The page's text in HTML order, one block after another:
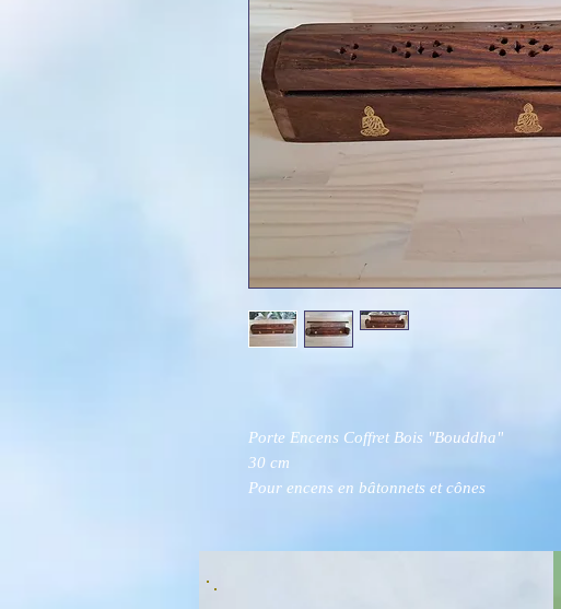
Porte Encens Coffret Bois "Bouddha"
30 cm
Pour encens en bâtonnets et cônes